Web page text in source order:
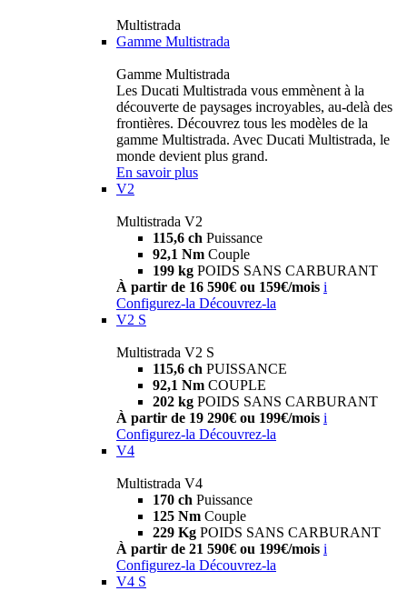
Multistrada
Gamme Multistrada
Gamme Multistrada
Les Ducati Multistrada vous emmènent à la
découverte de paysages incroyables, au-delà des
frontières. Découvrez tous les modèles de la
gamme Multistrada. Avec Ducati Multistrada, le
monde devient plus grand.
En savoir plus
V2
Multistrada V2
115,6 ch Puissance
92,1 Nm Couple
199 kg POIDS SANS CARBURANT
À partir de 16 590€ ou 159€/mois i
Configurez-la Découvrez-la
V2 S
Multistrada V2 S
115,6 ch PUISSANCE
92,1 Nm COUPLE
202 kg POIDS SANS CARBURANT
À partir de 19 290€ ou 199€/mois i
Configurez-la Découvrez-la
V4
Multistrada V4
170 ch Puissance
125 Nm Couple
229 Kg POIDS SANS CARBURANT
À partir de 21 590€ ou 199€/mois i
Configurez-la Découvrez-la
V4 S